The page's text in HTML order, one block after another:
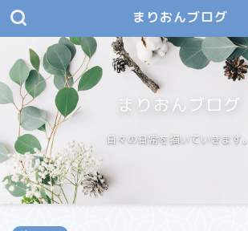
まりおんブログ
まりおんブログ
日々の日常を描いていきます。